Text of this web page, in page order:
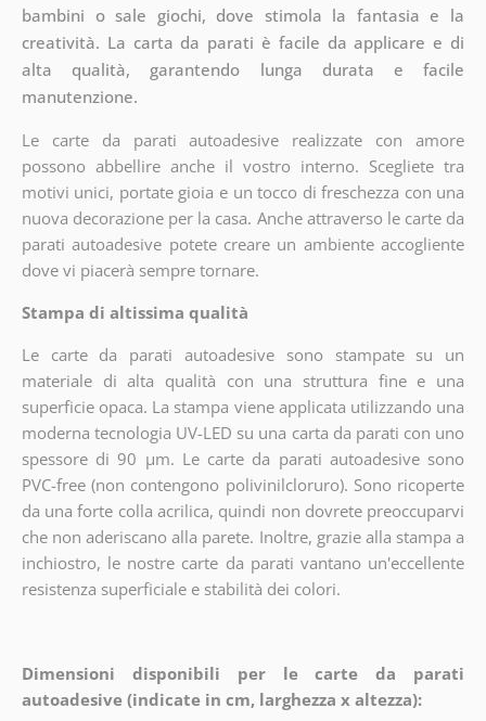
bambini o sale giochi, dove stimola la fantasia e la
creatività. La carta da parati è facile da applicare e di
alta qualità, garantendo lunga durata e facile
manutenzione.
Le carte da parati autoadesive realizzate con amore
possono abbellire anche il vostro interno. Scegliete tra
motivi unici, portate gioia e un tocco di freschezza con una
nuova decorazione per la casa. Anche attraverso le carte da
parati autoadesive potete creare un ambiente accogliente
dove vi piacerà sempre tornare.
Stampa di altissima qualità
Le carte da parati autoadesive sono stampate su un
materiale di alta qualità con una struttura fine e una
superficie opaca. La stampa viene applicata utilizzando una
moderna tecnologia UV-LED su una carta da parati con uno
spessore di 90 µm. Le carte da parati autoadesive sono
PVC-free (non contengono polivinilcloruro). Sono ricoperte
da una forte colla acrilica, quindi non dovrete preoccuparvi
che non aderiscano alla parete. Inoltre, grazie alla stampa a
inchiostro, le nostre carte da parati vantano un'eccellente
resistenza superficiale e stabilità dei colori.
Dimensioni disponibili per le carte da parati
autoadesive (indicate in cm, larghezza x altezza):